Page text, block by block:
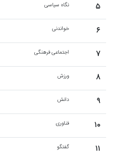
۵ نگاه سیاسی
۶ خواندنی
۷ اجتماعی فرهنگی
۸ ورزش
۹ دانش
۱۰ فناوری
۱۱ گفتگو